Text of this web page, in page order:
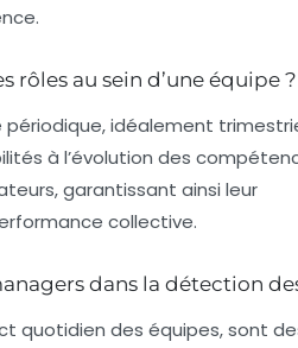
rôles au sein d’une équipe ?
idéalement
à l’évolution des
garantissant ainsi leur
collective.
dans la détection
quotidien des équipes, sont